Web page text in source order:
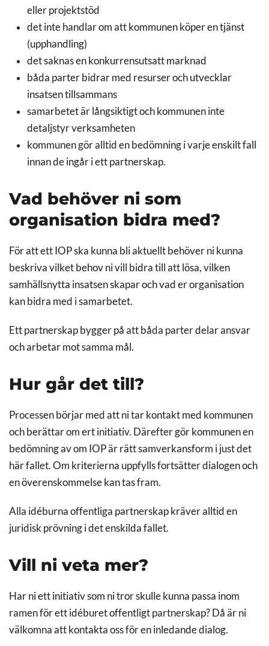
eller projektstöd
det inte handlar om att kommunen köper en tjänst
(upphandling)
det saknas en konkurrensutsatt marknad
båda parter bidrar med resurser och utvecklar
insatsen tillsammans
samarbetet är långsiktigt och kommunen inte
detaljstyr verksamheten
kommunen gör alltid en bedömning i varje enskilt fall
innan de ingår i ett partnerskap.
Vad behöver ni som
organisation bidra med?
För att ett IOP ska kunna bli aktuellt behöver ni kunna
beskriva vilket behov ni vill bidra till att lösa, vilken
samhällsnytta insatsen skapar och vad er organisation
kan bidra med i samarbetet.
Ett partnerskap bygger på att båda parter delar ansvar
och arbetar mot samma mål.
Hur går det till?
Processen börjar med att ni tar kontakt med kommunen
och berättar om ert initiativ. Därefter gör kommunen en
bedömning av om IOP är rätt samverkansform i just det
här fallet. Om kriterierna uppfylls fortsätter dialogen och
en överenskommelse kan tas fram.
Alla idéburna offentliga partnerskap kräver alltid en
juridisk prövning i det enskilda fallet.
Vill ni veta mer?
Har ni ett initiativ som ni tror skulle kunna passa inom
ramen för ett idéburet offentligt partnerskap? Då är ni
välkomna att kontakta oss för en inledande dialog.